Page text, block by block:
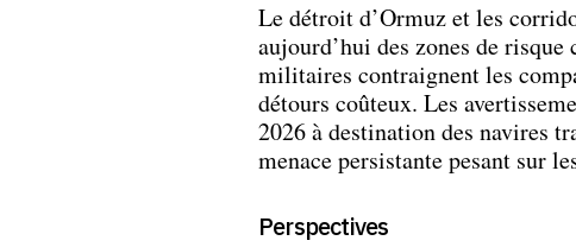
Le détroit d’Ormuz et les
aujourd’hui des zones de
militaires contraignent les
détours coûteux. Les
2026 à destination des navires
menace persistante pesant sur
Perspectives